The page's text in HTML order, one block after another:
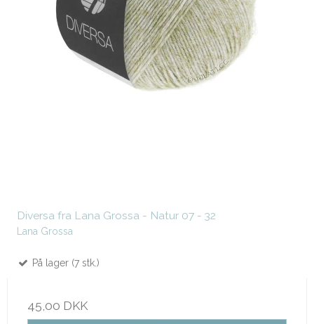
Diversa fra Lana Grossa - Natur 07 - 32
Lana Grossa
På lager (7 stk.)
45,00 DKK